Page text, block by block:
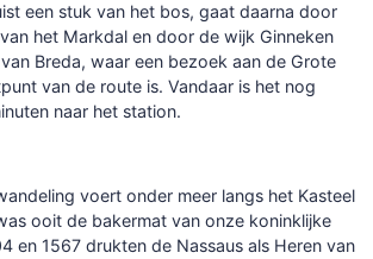
een stuk van het bos, gaat daarna door
het Markdal en door de wijk Ginneken
Breda, waar een bezoek aan de Grote
van de route is. Vandaar is het nog
naar het station.
voert onder meer langs het Kasteel
ooit de bakermat van onze koninklijke
en 1567 drukten de Nassaus als Heren van